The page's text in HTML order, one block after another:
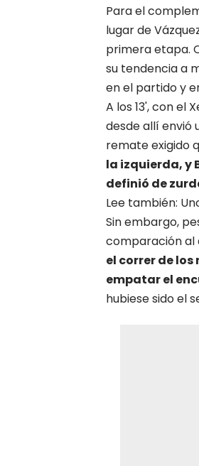
Para el
lugar de
primera etapa.
su tendencia a
en el partido y
A los 13', con el
desde allí envió
remate exigido
la izquierda, y
definió de
Lee también:
Sin embargo,
comparación al
el correr de
empatar el
hubiese sido el